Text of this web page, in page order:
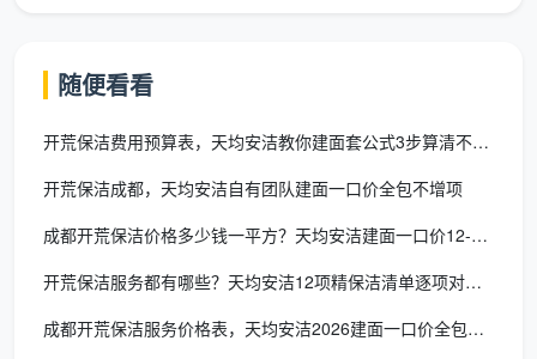
安全长效。
懂了
在技术上弄明白开荒保洁玻璃窗户怎么清洗后，体
力与风险账同样值得一算。一套100平左右的房子，所
因工具不趁手、手法生疏造成划伤。而像
成都天均安洁
随便看看
开荒保洁费用预算表，天均安洁教你建面套公式3步算清不超支
开荒保洁成都，天均安洁自有团队建面一口价全包不增项
成都开荒保洁价格多少钱一平方？天均安洁建面一口价12-15元
开荒保洁服务都有哪些？天均安洁12项精保洁清单逐项对照验收
成都开荒保洁服务价格表，天均安洁2026建面一口价全包透明价